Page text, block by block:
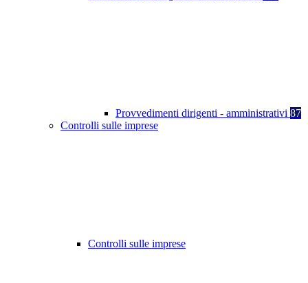
Provvedimenti dirigenti - amministrativi 87
Controlli sulle imprese
Controlli sulle imprese